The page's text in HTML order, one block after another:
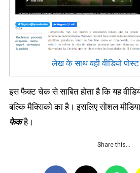
लेख के साथ वही वीडियो
इस फैक्ट चेक से साबित होता है कि यह
बल्कि मैक्सिको का है। इसलिए सोशल मीडिया
फेकहै।
Share this…